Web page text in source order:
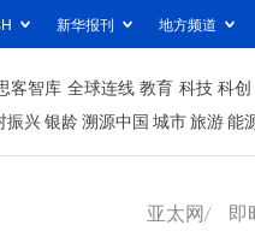
新华报刊 地方频道
客智库 全球连线 教育 科技 科创
振兴银龄溯源中国 城市旅游能
亚太网 即